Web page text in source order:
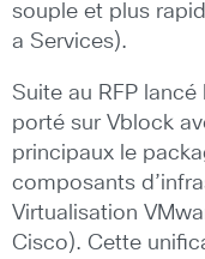
souple et plus
a Services).
Suite au RFP
porté sur Vblock
principaux le
composants
Virtualisation
Cisco). Cette